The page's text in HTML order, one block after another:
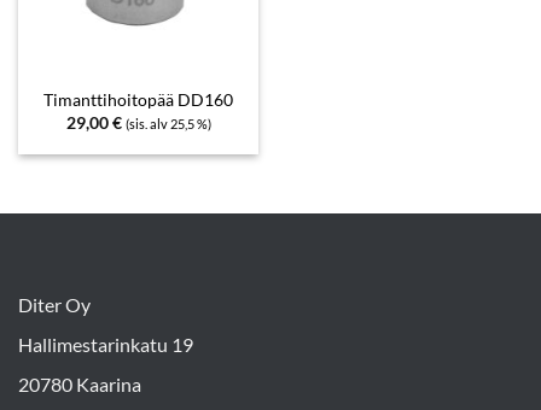
Timanttihoitopää DD160
29,00€ (sis. alv 25,5 %)
Diter Oy
Hallimestarinkatu 19
20780 Kaarina